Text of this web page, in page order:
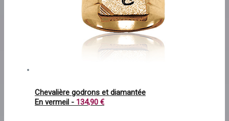
Chevalière godrons et diamantée
En vermeil - 134,90 €